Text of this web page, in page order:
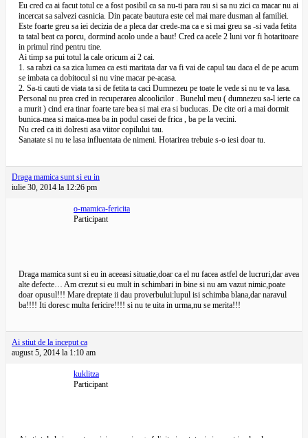
Eu cred ca ai facut totul ce a fost posibil ca sa nu-ti para rau si sa nu zici ca macar nu ai
incercat sa salvezi casnicia. Din pacate bautura este cel mai mare dusman al familiei.
Este foarte greu sa iei decizia de a pleca dar crede-ma ca e si mai greu sa -si vada fetita
ta tatal beat ca porcu, dormind acolo unde a baut! Cred ca acele 2 luni vor fi hotaritoare
in primul rind pentru tine.
Ai timp sa pui totul la cale oricum ai 2 cai.
1. sa rabzi ca sa zica lumea ca esti maritata dar va fi vai de capul tau daca el de pe acum
se imbata ca dobitocul si nu vine macar pe-acasa.
2. Sa-ti cauti de viata ta si de fetita ta caci Dumnezeu pe toate le vede si nu te va lasa.
Personal nu prea cred in recuperarea alcoolicilor . Bunelul meu ( dumnezeu sa-l ierte ca
a murit ) cind era tinar foarte tare bea si mai era si buclucas. De cite ori a mai dormit
bunica-mea si maica-mea ba in podul casei de frica , ba pe la vecini.
Nu cred ca iti dolresti asa viitor copilului tau.
Sanatate si nu te lasa influentata de nimeni. Hotarirea trebuie s-o iesi doar tu.
Draga mamica sunt si eu in
iulie 30, 2014 la 12:26 pm
o-mamica-fericita
Participant
Draga mamica sunt si eu in aceeasi situatie,doar ca el nu facea astfel de lucruri,dar avea
alte defecte… Am crezut si eu mult in schimbari in bine si nu am vazut nimic,poate
doar opusul!!! Mare dreptate ii dau proverbului:lupul isi schimba blana,dar naravul
ba!!!! Iti doresc multa fericire!!!! si nu te uita in urma,nu se merita!!!
Ai stiut de la inceput ca
august 5, 2014 la 1:10 am
kuklitza
Participant